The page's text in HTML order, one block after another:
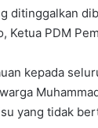
ditinggalkan
Ketua PDM
kepada
yang tidak